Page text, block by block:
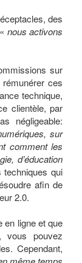
des
nous activons
sur
ces
technique,
clientèle, par
négligeable:
sur
comment les
d’éducation
qui
afin de
2.0.
en ligne et que
vous pouvez
Cependant,